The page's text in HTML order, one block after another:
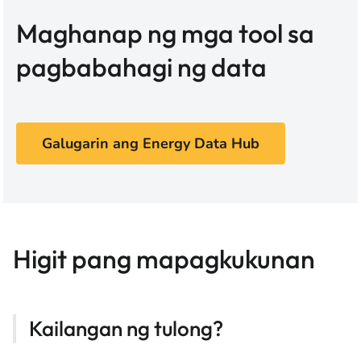
Maghanap ng mga tool sa
pagbabahagi ng data
Galugarin ang Energy Data Hub
Higit pang mapagkukunan
Kailangan ng tulong?